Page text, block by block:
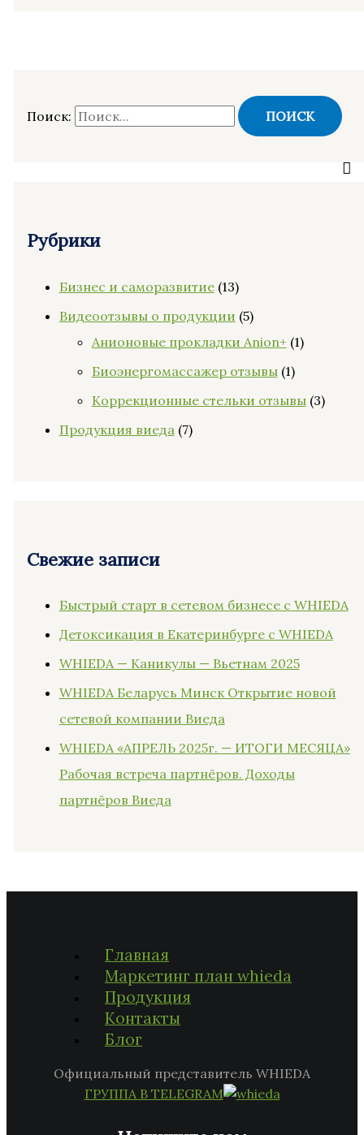
Поиск:
Рубрики
Бизнес и саморазвитие(13)
Видеоотзывы о продукции (5)
Анионовые прокладки Anion+ (1)
Биоэнергомассажер отзывы(1)
Коррекционные стельки отзывы(3)
Продукция виеда (7)
Свежие записи
Быстрый старт в сетевом бизнесе с WHIEDA
Детоксикация в Екатеринбурге с WHIEDA
WHIEDA — Каникулы — Вьетнам 2025
WHIEDA Беларусь Минск Открытие новой
сетевой компании Виеда
WHIEDA «АПРЕЛЬ 2025г. — ИТОГИ МЕСЯЦА»
Рабочая встреча партнёров. Доходы
партнёров Виеда
Главная
Маркетинг план whieda
Продукция
Контакты
Блог
Официальный представитель WHIEDA
ГРУППА В TELEGRAM